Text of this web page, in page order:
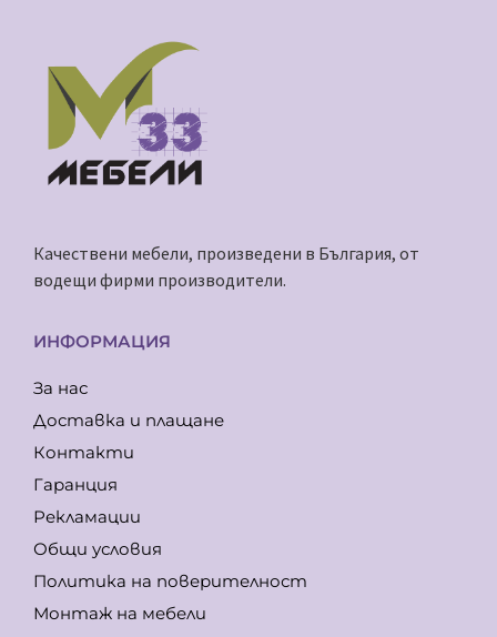
Качествени мебели, произведени в България, от
водещи фирми производители.
ИНФОРМАЦИЯ
За нас
Доставка и плащане
Контакти
Гаранция
Рекламации
Общи условия
Политика на поверителност
Монтаж на мебели